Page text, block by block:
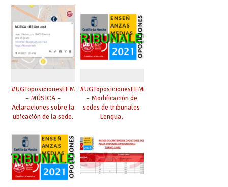
TRIBUNALES.
Catedráticos Música
y AAEE, Inspección.
#UGToposicionesEEMMclm2021
– MÚSICA –
Aclaraciones sobre la
ubicación de la sede.
#UGToposicionesEEMMclm2021
– Modificación de
sedes de tribunales
Lengua,
y Economía. Cambio
de presidenta de
tribunal nº 3 de
Inglés.